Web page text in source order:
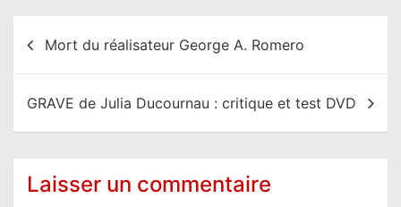
v
g
Mort du réalisateur George A. Romero
GRAVE de Julia Ducournau : critique et test DVD
Laisser un commentaire